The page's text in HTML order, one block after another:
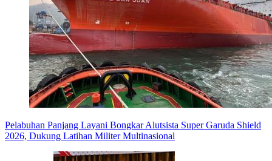
Pelabuhan Panjang Layani Bongkar Alutsista Super Garuda Shield
2026, Dukung Latihan Militer Multinasional